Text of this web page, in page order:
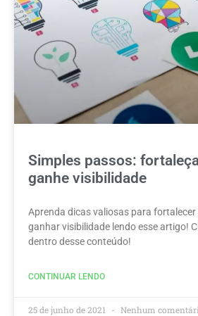
Simples passos:
ganhe visibilidade
Aprenda dicas valiosas para fortalecer
ganhar visibilidade lendo esse artigo!
dentro desse conteúdo!
CONTINUAR LENDO
25 de junho de 2021 Nenhum